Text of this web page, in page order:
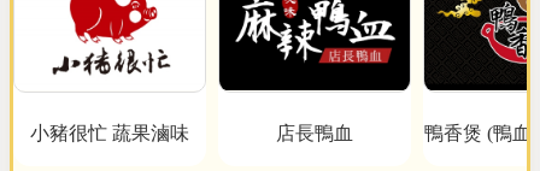
小豬很忙 蔬果滷味 店長鴨血 鴨香煲 (鴨血